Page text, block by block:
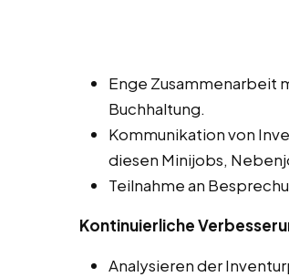
Enge Zusammenarbeit
Buchhaltung.
Kommunikation von
diesen Minijobs,
Teilnahme an
Kontinuierliche
Analysieren der